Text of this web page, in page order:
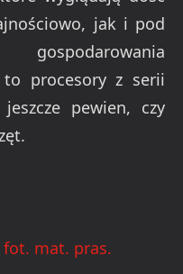
jak i pod
gospodarowania
procesory z serii
pewien, czy